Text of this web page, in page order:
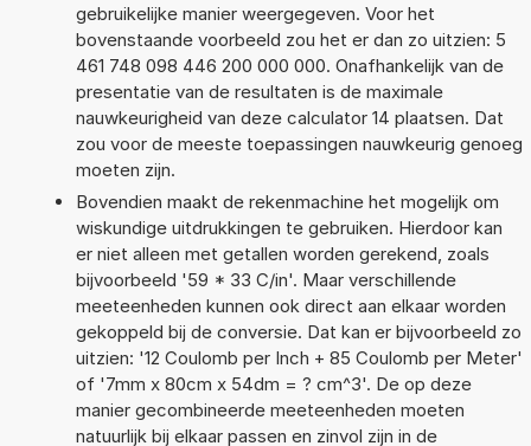
gebruikelijke manier weergegeven. Voor het
bovenstaande voorbeeld zou het er dan zo uitzien: 5
461 748 098 446 200 000 000. Onafhankelijk van de
presentatie van de resultaten is de maximale
nauwkeurigheid van deze calculator 14 plaatsen. Dat
zou voor de meeste toepassingen nauwkeurig genoeg
moeten zijn.
Bovendien maakt de rekenmachine het mogelijk om
wiskundige uitdrukkingen te gebruiken. Hierdoor kan
er niet alleen met getallen worden gerekend, zoals
bijvoorbeeld '59 * 33 C/in'. Maar verschillende
meeteenheden kunnen ook direct aan elkaar worden
gekoppeld bij de conversie. Dat kan er bijvoorbeeld zo
uitzien: '12 Coulomb per Inch + 85 Coulomb per Meter'
of '7mm x 80cm x 54dm = ? cm^3'. De op deze
manier gecombineerde meeteenheden moeten
natuurlijk bij elkaar passen en zinvol zijn in de